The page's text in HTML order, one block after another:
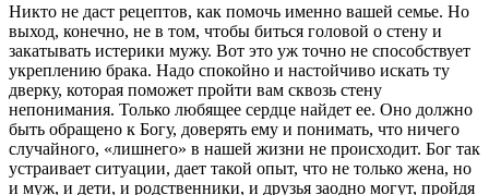
Никто не даст рецептов, как помочь именно вашей семье. Но
выход, конечно, не в том, чтобы биться головой о стену и
закатывать истерики мужу. Вот это уж точно не способствует
укреплению брака. Надо спокойно и настойчиво искать ту
дверку, которая поможет пройти вам сквозь стену
непонимания. Только любящее сердце найдет ее. Оно должно
быть обращено к Богу, доверять ему и понимать, что ничего
случайного, «лишнего» в нашей жизни не происходит. Бог так
устраивает ситуации, дает такой опыт, что не только жена, но
и муж, и дети, и родственники, и друзья заодно могут, пройдя